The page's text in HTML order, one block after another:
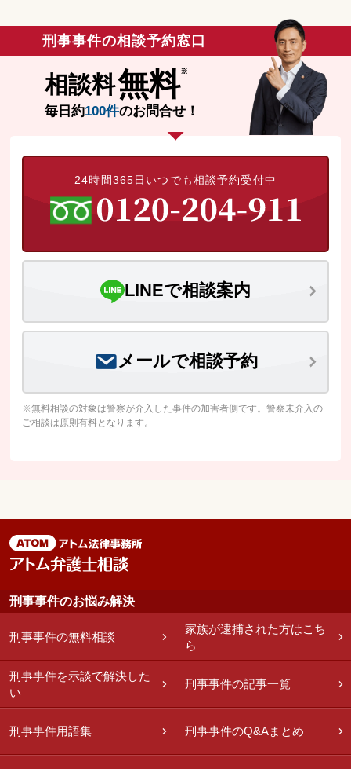
刑事事件の相談予約窓口
相談料無料
毎日約100件のお問合せ！
24時間365日いつでも相談予約受付中
LINEで相談案内
メールで相談予約
※無料相談の対象は警察が介入した事件の加害者側です。警察未介入の
ご相談は原則有料となります。
刑事事件のお悩み解決
刑事事件の無料相談
家族が逮捕された方はこち
ら
刑事事件を示談で解決した
い
刑事事件の記事一覧
刑事事件用語集 刑事事件のQ&Aまとめ